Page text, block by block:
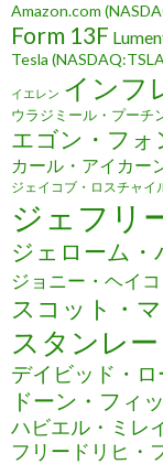
Amazon.com
Form 13F
Tesla
イエレン インフ
ウラジミール・プーチ
エゴン・フォ
カール・アイカー
ジェイコブ・ロスチャイ
ジェフリ
ジェローム・
ジョニー・ヘイ
スコット・
スタンレ
デイビッド・
ドーン・フィ
ハビエル・ミレ
フリードリヒ・